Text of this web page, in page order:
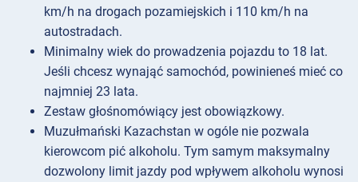
km/h na drogach pozamiejskich i 110 km/h na
autostradach.
Minimalny wiek do prowadzenia pojazdu to 18 lat.
Jeśli chcesz wynająć samochód, powinieneś mieć co
najmniej 23 lata.
Zestaw głośnomówiący jest obowiązkowy.
Muzułmański Kazachstan w ogóle nie pozwala
kierowcom pić alkoholu. Tym samym maksymalny
dozwolony limit jazdy pod wpływem alkoholu wynosi